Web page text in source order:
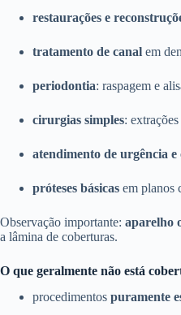
restaurações e
tratamento de canal em
periodontia: raspagem e
cirurgias simples:
atendimento de urgência e
próteses básicas em planos
Observação importante: aparelho
a lâmina de coberturas.
O que geralmente não está
procedimentos puramente